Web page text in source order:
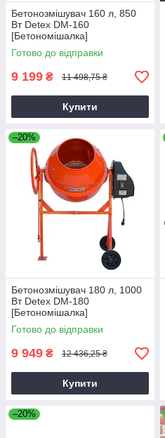
Бетонозмішувач 160 л, 850
Вт Detex DM-160
[Бетономішалка]
Готово до відправки
9 199 ₴ 11 498,75 ₴
Купити
–20%
Бетонозмішувач 180 л, 1000
Вт Detex DM-180
[Бетономішалка]
Готово до відправки
9 949 ₴ 12 436,25 ₴
Купити
–20%